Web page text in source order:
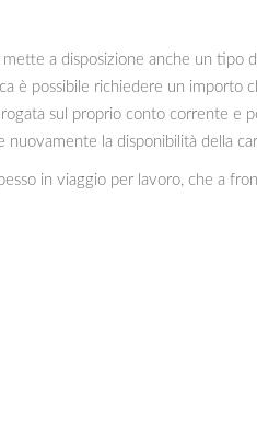
a disposizione anche un tipo
è possibile richiedere un
sul proprio conto corrente
nuovamente la disponibilità della
in viaggio per lavoro, che a